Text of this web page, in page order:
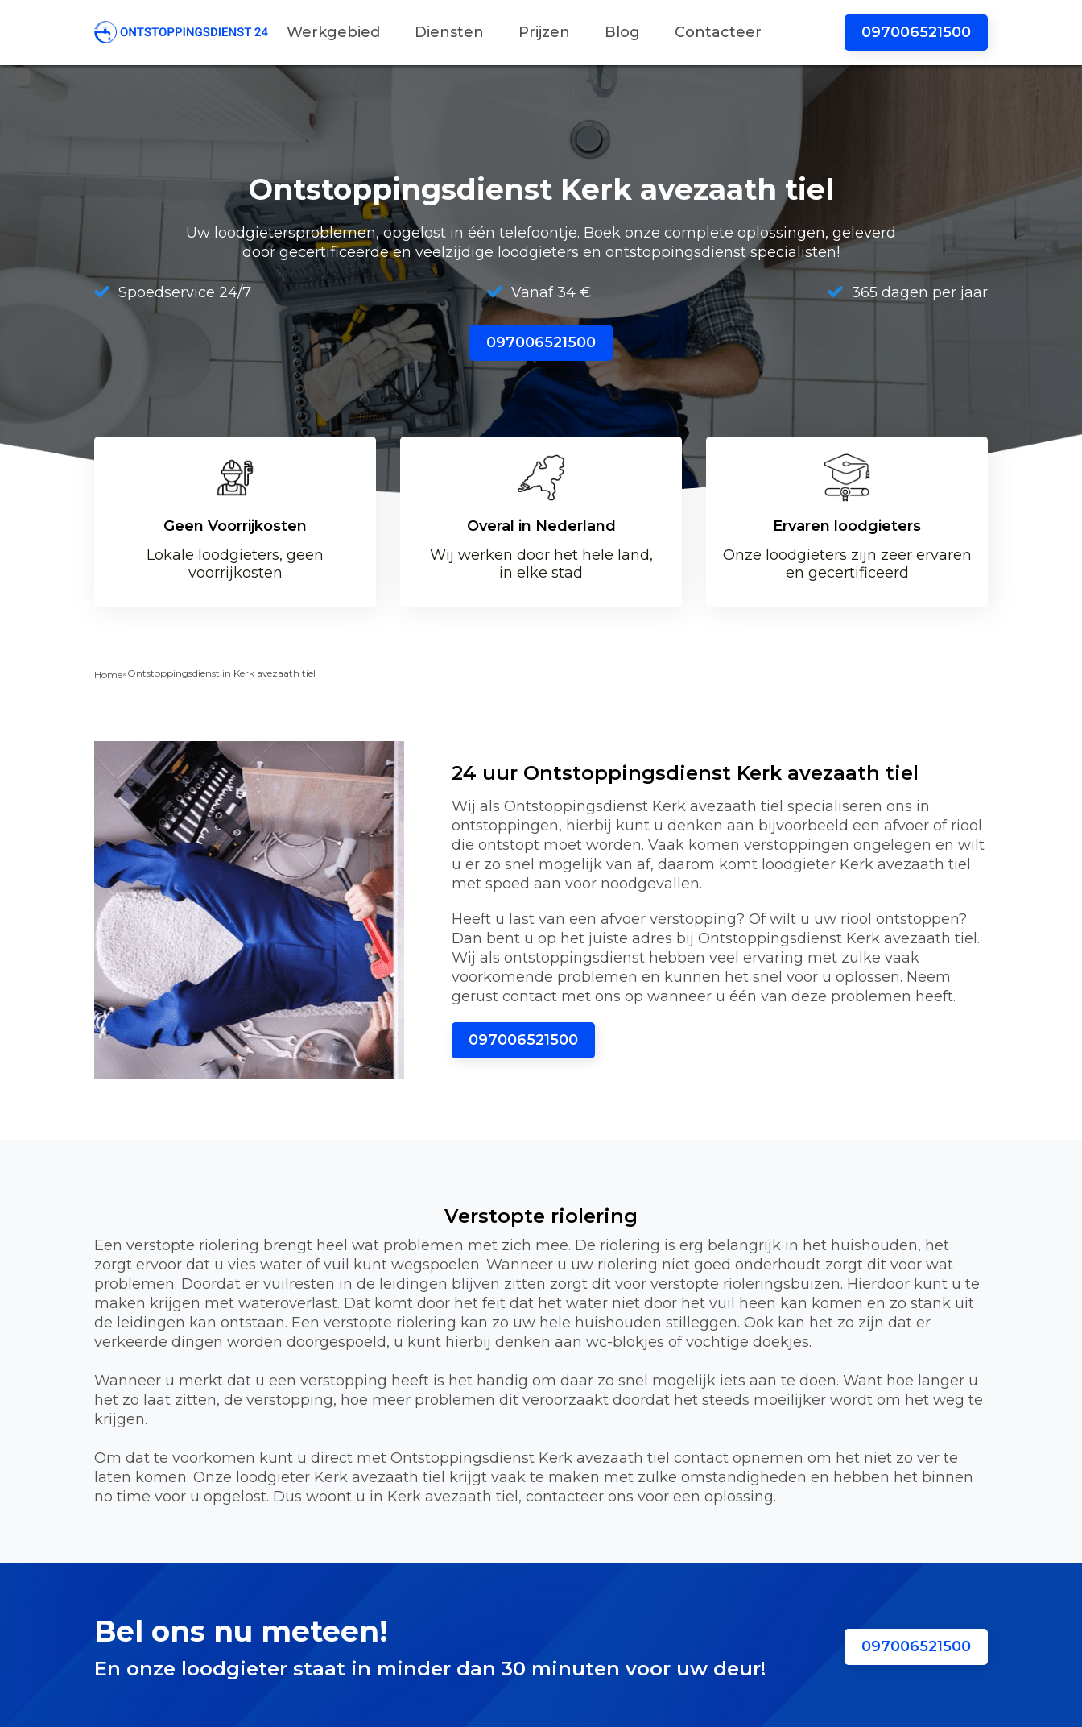
097006521500
Werkgebied Diensten Prijzen Blog Contacteer
Ontstoppingsdienst Kerk avezaath tiel
Uw loodgietersproblemen, opgelost in één telefoontje. Boek onze complete oplossingen, geleverd
door gecertificeerde en veelzijdige loodgieters en ontstoppingsdienst specialisten!
Spoedservice 24/7 Vanaf 34 € 365 dagen per jaar
097006521500
Geen Voorrijkosten
Lokale loodgieters, geen
voorrijkosten
Overal in Nederland
Wij werken door het hele land,
in elke stad
Ervaren loodgieters
Onze loodgieters zijn zeer ervaren
en gecertificeerd
Home»Ontstoppingsdienst in Kerk avezaath tiel
24 uur Ontstoppingsdienst Kerk avezaath tiel
Wij als Ontstoppingsdienst Kerk avezaath tiel specialiseren ons in
ontstoppingen, hierbij kunt u denken aan bijvoorbeeld een afvoer of riool
die ontstopt moet worden. Vaak komen verstoppingen ongelegen en wilt
u er zo snel mogelijk van af, daarom komt loodgieter Kerk avezaath tiel
met spoed aan voor noodgevallen.
Heeft u last van een afvoer verstopping? Of wilt u uw riool ontstoppen?
Dan bent u op het juiste adres bij Ontstoppingsdienst Kerk avezaath tiel.
Wij als ontstoppingsdienst hebben veel ervaring met zulke vaak
voorkomende problemen en kunnen het snel voor u oplossen. Neem
gerust contact met ons op wanneer u één van deze problemen heeft.
097006521500
Verstopte riolering
Een verstopte riolering brengt heel wat problemen met zich mee. De riolering is erg belangrijk in het huishouden, het
zorgt ervoor dat u vies water of vuil kunt wegspoelen. Wanneer u uw riolering niet goed onderhoudt zorgt dit voor wat
problemen. Doordat er vuilresten in de leidingen blijven zitten zorgt dit voor verstopte rioleringsbuizen. Hierdoor kunt u te
maken krijgen met wateroverlast. Dat komt door het feit dat het water niet door het vuil heen kan komen en zo stank uit
de leidingen kan ontstaan. Een verstopte riolering kan zo uw hele huishouden stilleggen. Ook kan het zo zijn dat er
verkeerde dingen worden doorgespoeld, u kunt hierbij denken aan wc-blokjes of vochtige doekjes.
Wanneer u merkt dat u een verstopping heeft is het handig om daar zo snel mogelijk iets aan te doen. Want hoe langer u
het zo laat zitten, de verstopping, hoe meer problemen dit veroorzaakt doordat het steeds moeilijker wordt om het weg te
krijgen.
Om dat te voorkomen kunt u direct met Ontstoppingsdienst Kerk avezaath tiel contact opnemen om het niet zo ver te
laten komen. Onze loodgieter Kerk avezaath tiel krijgt vaak te maken met zulke omstandigheden en hebben het binnen
no time voor u opgelost. Dus woont u in Kerk avezaath tiel, contacteer ons voor een oplossing.
Bel ons nu meteen!
En onze loodgieter staat in minder dan 30 minuten voor uw deur!
097006521500